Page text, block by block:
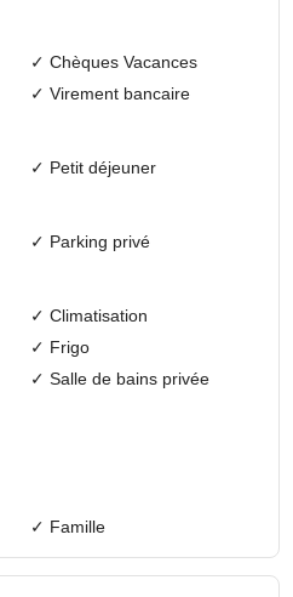
✓ Chèques Vacances
✓ Virement bancaire
✓ Petit déjeuner
✓ Parking privé
✓ Climatisation
✓ Frigo
✓ Salle de bains privée
✓ Famille